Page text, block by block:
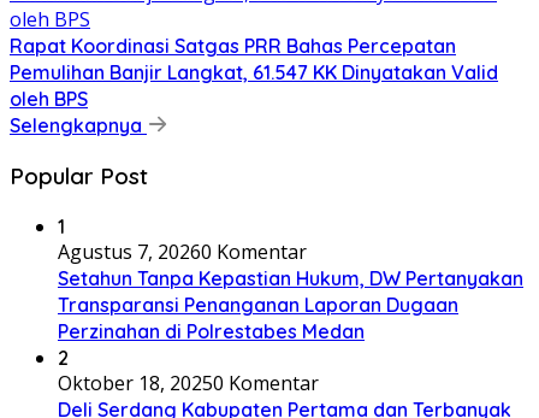
Rapat Koordinasi Satgas PRR Bahas Percepatan
Pemulihan Banjir Langkat, 61.547 KK Dinyatakan Valid
oleh BPS
Selengkapnya
Popular Post
1
Agustus 7, 20260 Komentar
Setahun Tanpa Kepastian Hukum, DW Pertanyakan
Transparansi Penanganan Laporan Dugaan
Perzinahan di Polrestabes Medan
2
Oktober 18, 20250 Komentar
Deli Serdang Kabupaten Pertama dan Terbanyak